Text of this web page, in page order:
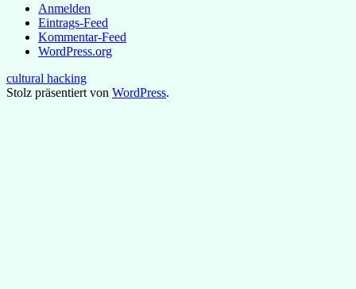
Anmelden
Eintrags-Feed
Kommentar-Feed
WordPress.org
cultural hacking
Stolz präsentiert von WordPress.